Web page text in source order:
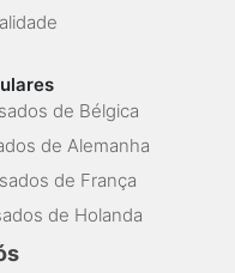
de Bélgica
de Alemanha
de França
de Holanda